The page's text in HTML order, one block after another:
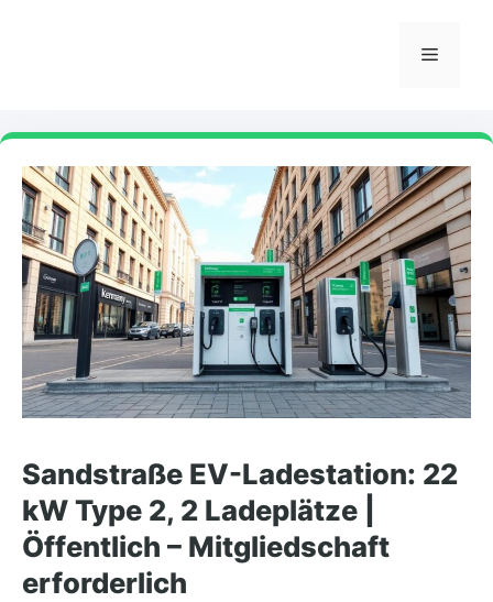
Menu
Sandstraße EV-Ladestation: 22
kW Type 2, 2 Ladeplätze |
Öffentlich – Mitgliedschaft
erforderlich